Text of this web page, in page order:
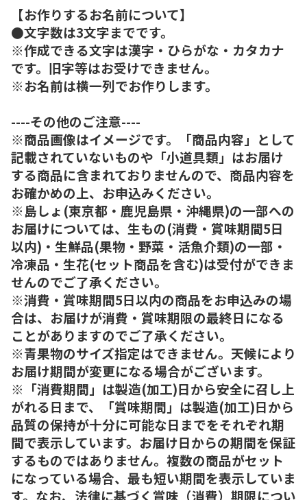
【お作りするお名前について】
●文字数は3文字までです。
※作成できる文字は漢字・ひらがな・カタカナ
です。旧字等はお受けできません。
※お名前は横一列でお作りします。
----その他のご注意----
※商品画像はイメージです。「商品内容」として
記載されていないものや「小道具類」はお届け
する商品に含まれておりませんので、商品内容を
お確かめの上、お申込みください。
※島しょ(東京都・鹿児島県・沖縄県)の一部への
お届けについては、生もの(消費・賞味期間5日
以内)・生鮮品(果物・野菜・活魚介類)の一部・
冷凍品・生花(セット商品を含む)は受付ができま
せんのでご了承ください。
※消費・賞味期間5日以内の商品をお申込みの場
合は、お届けが消費・賞味期限の最終日になる
ことがありますのでご了承ください。
※青果物のサイズ指定はできません。天候により
お届け期間が変更になる場合がございます。
※「消費期間」は製造(加工)日から安全に召し上
がれる日まで、「賞味期間」は製造(加工)日から
品質の保持が十分に可能な日までをそれぞれ期
間で表示しています。お届け日からの期間を保証
するものではありません。複数の商品がセット
になっている場合、最も短い期間を表示していま
す。なお、法律に基づく賞味（消費）期限につい